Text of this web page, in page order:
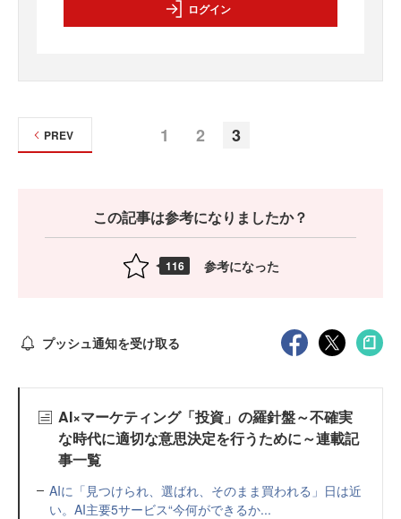
ログイン
1 2 3
PREV
この記事は参考になりましたか？
116 参考になった
プッシュ通知を受け取る
AI×マーケティング「投資」の羅針盤～不確実
な時代に適切な意思決定を行うために～連載記
事一覧
AIに「見つけられ、選ばれ、そのまま買われる」日は近
い。AI主要5サービス“今何ができるか...